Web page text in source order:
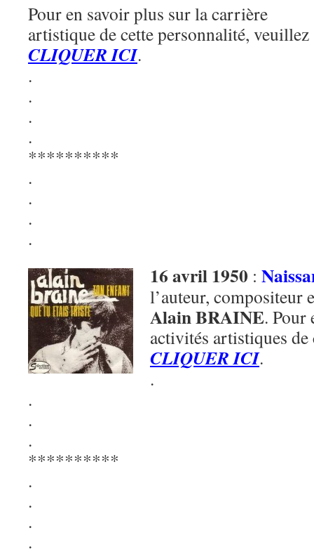
Pour en savoir plus sur la carrière
artistique de cette personnalité, veuillez
CLIQUER ICI.
.
.
.
.
**********
.
.
.
.
16 avril 1950 :
l’auteur, compositeur
Alain BRAINE. Pour
activités artistiques
CLIQUER ICI.
.
.
.
.
**********
.
.
.
.